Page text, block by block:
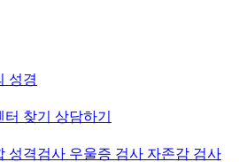
성경
터 찾기 상담하기
성격검사 우울증 검사 자존감 검사